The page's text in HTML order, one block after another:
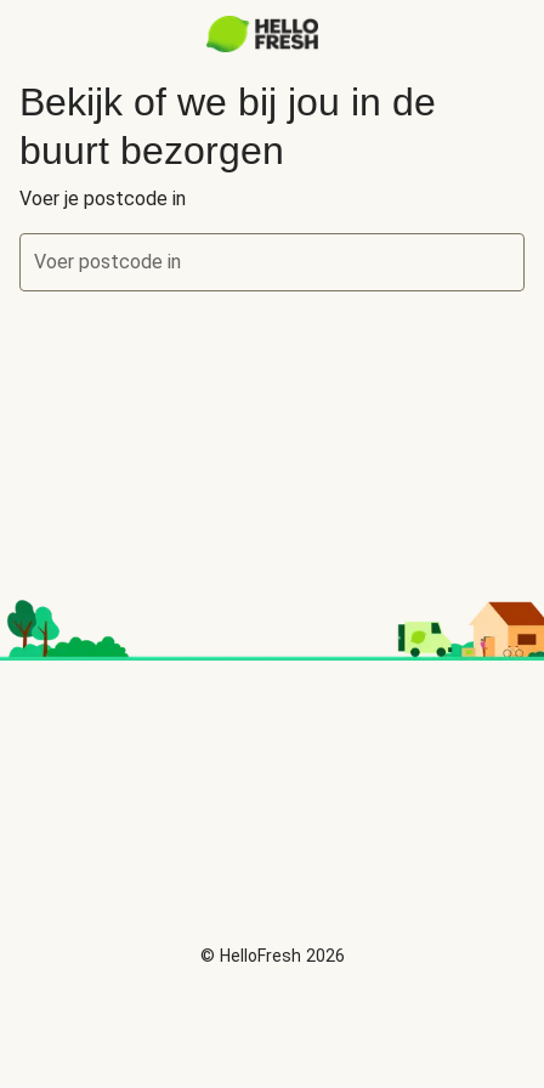
Bekijk of we bij jou in de
buurt bezorgen
Voer je postcode in
Voer postcode in
© HelloFresh 2026